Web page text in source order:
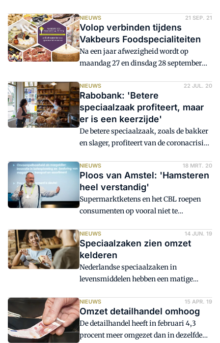
een nieuwe vakbeurs voor ondernemers
met een foodspeciaalzaak: de Voorjaars
Handelsbeurs Foodspecialiteiten.
NIEUWS 21 SEP. 21
Volop verbinden tijdens
Vakbeurs Foodspecialiteiten
Na een jaar afwezigheid wordt op
maandag 27 en dinsdag 28 september
georganiseerd in Expo Houten. Deze
beurs is gericht op foodspecialisten met
een specialiteitenwinkel, kookwinkel, of
afkomstig uit de horeca, of ambulante
handel, die onderscheidende producten
zoeken.
NIEUWS 22 JUL. 20
Rabobank: 'Betere
speciaalzaak profiteert, maar
er is een keerzijde'
De betere speciaalzaak, zoals de bakker
en slager, profiteert van de coronacrisis,
van de Rabobank. Toch is er ook een
keerzijde. De sluiting en vervolgens
beperkte openstelling van de horeca,
heeft negatieve gevolgen voor veel
speciaalzaken. Dat zorgt per saldo voor
versspeciaalzaken van 2 procent in
2020.
NIEUWS 18 MRT. 20
Ploos van Amstel: 'Hamsteren
heel verstandig'
Supermarktketens en het CBL roepen
consumenten op vooral niet te
Walther Ploos van Amstel vindt de
tijdelijke koopjacht juist heel
verstandig.
NIEUWS 14 JUN. 19
Speciaalzaken zien omzet
kelderen
Nederlandse speciaalzaken in
levensmiddelen hebben een matige
ging die maand met ruim 3 procent
omlaag. Supermarkten boekten wel een
kleine toename van de omzet, maar dat
is vooral te danken aan prijsstijgingen.
NIEUWS 15 APR. 19
Omzet detailhandel omhoog
De detailhandel heeft in februari 4,3
procent meer omgezet dan in dezelfde